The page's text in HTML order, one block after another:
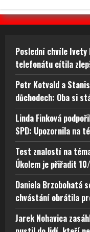
Poslední chvíle Ivety
telefonátu cítila
Petr Kotvald a
důchodech: Oba si
Linda Finková
SPD: Upozornila na
Test znalostí na
Úkolem je přiřadit
Daniela Brzobohatá
chvástání obrátila
Jarek Nohavica